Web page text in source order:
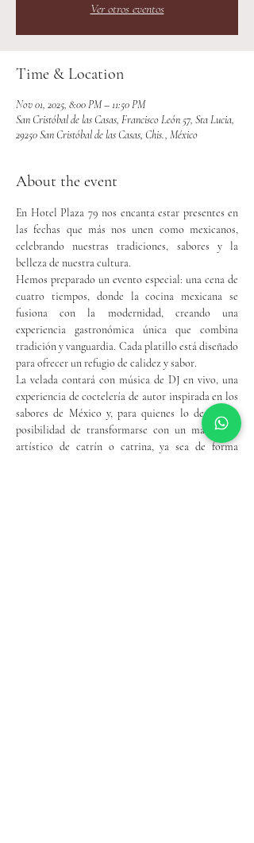
Ver otros eventos
Time & Location
Nov 01, 2025, 8:00 PM – 11:50 PM
San Cristóbal de las Casas, Francisco León 57, Sta Lucia,
29250 San Cristóbal de las Casas, Chis., México
About the event
En Hotel Plaza 79 nos encanta estar presentes en
las fechas que más nos unen como mexicanos,
celebrando nuestras tradiciones, sabores y la
belleza de nuestra cultura.
Hemos preparado un evento especial: una cena de
cuatro tiempos, donde la cocina mexicana se
fusiona con la modernidad, creando una
experiencia gastronómica única que combina
tradición y vanguardia. Cada platillo está diseñado
para ofrecer un refugio de calidez y sabor.
La velada contará con música de DJ en vivo, una
experiencia de coctelería de autor inspirada en los
sabores de México y, para quienes lo deseen, la
posibilidad de transformarse con un maquillaje
artístico de catrín o catrina, ya sea de forma